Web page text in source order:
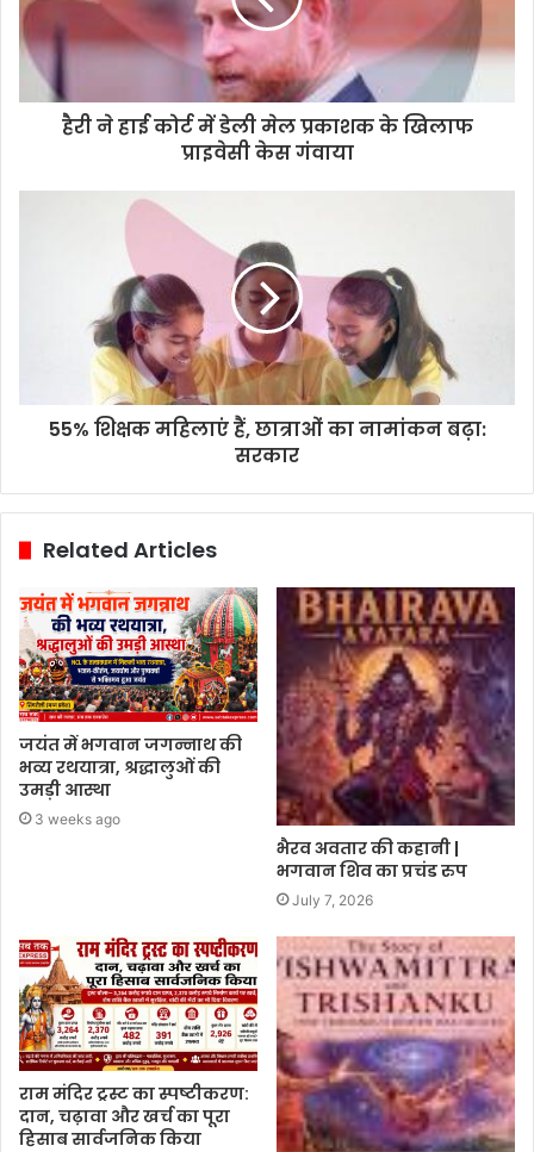
हैरी ने हाई कोर्ट में डेली मेल प्रकाशक के खिलाफ
प्राइवेसी केस गंवाया
55% शिक्षक महिलाएं हैं, छात्राओं का नामांकन बढ़ा:
सरकार
Related Articles
जयंत में भगवान जगन्नाथ की
भव्य रथयात्रा, श्रद्धालुओं की
उमड़ी आस्था
3 weeks ago
भैरव अवतार की कहानी |
भगवान शिव का प्रचंड रुप
July 7, 2026
राम मंदिर ट्रस्ट का स्पष्टीकरण:
दान, चढ़ावा और खर्च का पूरा
हिसाब सार्वजनिक किया